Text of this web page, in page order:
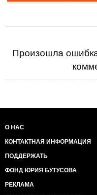
Произошла
О НАС
КОНТАКТНАЯ ИНФОРМАЦИЯ
ПОДДЕРЖАТЬ
ФОНД ЮРИЯ БУТУСОВА
РЕКЛАМА